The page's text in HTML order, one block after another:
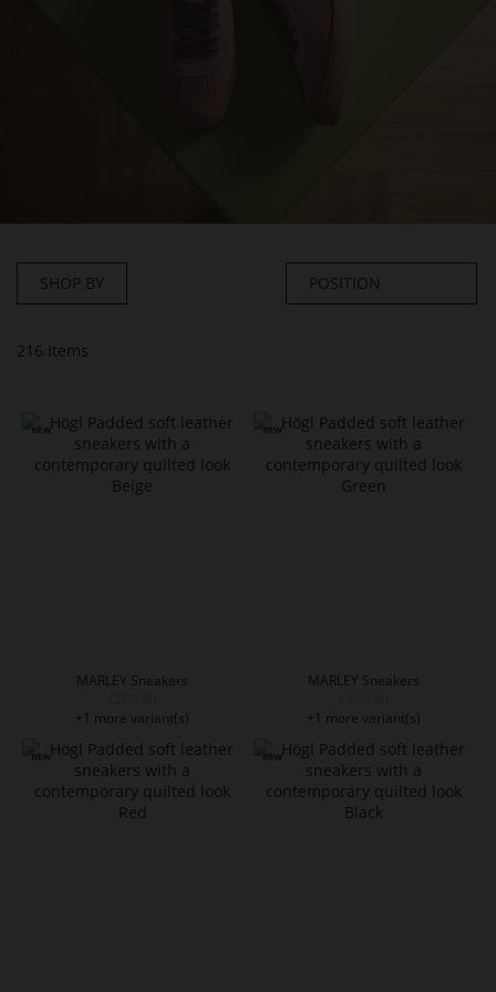
216 Items
MARLEY Sneakers
+1 more variant(s)
MARLEY Sneakers
+1 more variant(s)
SHOP BY